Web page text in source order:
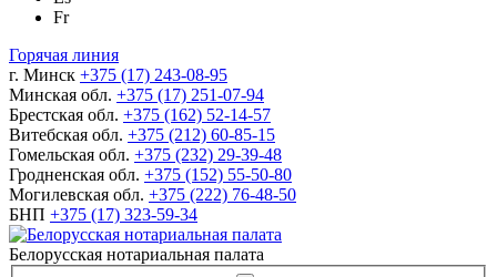
Fr
Горячая линия
г. Минск +375 (17) 243-08-95
Минская обл. +375 (17) 251-07-94
Брестская обл. +375 (162) 52-14-57
Витебская обл. +375 (212) 60-85-15
Гомельская обл. +375 (232) 29-39-48
Гродненская обл. +375 (152) 55-50-80
Могилевская обл. +375 (222) 76-48-50
БНП +375 (17) 323-59-34
Белорусская нотариальная палата